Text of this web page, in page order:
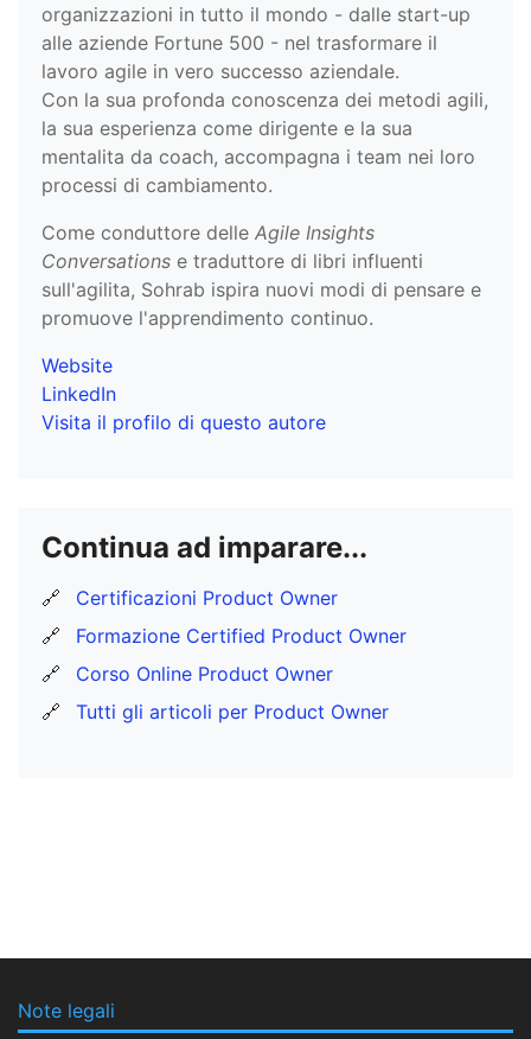
organizzazioni in tutto il mondo - dalle start-up
alle aziende Fortune 500 - nel trasformare il
lavoro agile in vero successo aziendale.
Con la sua profonda conoscenza dei metodi agili,
la sua esperienza come dirigente e la sua
mentalita da coach, accompagna i team nei loro
processi di cambiamento.
Come conduttore delle Agile Insights
Conversations e traduttore di libri influenti
sull'agilita, Sohrab ispira nuovi modi di pensare e
promuove l'apprendimento continuo.
Website
LinkedIn
Visita il profilo di questo autore
Continua ad imparare...
🔗
Certificazioni Product Owner
🔗
Formazione Certified Product Owner
🔗
Corso Online Product Owner
🔗
Tutti gli articoli per Product Owner
Note legali